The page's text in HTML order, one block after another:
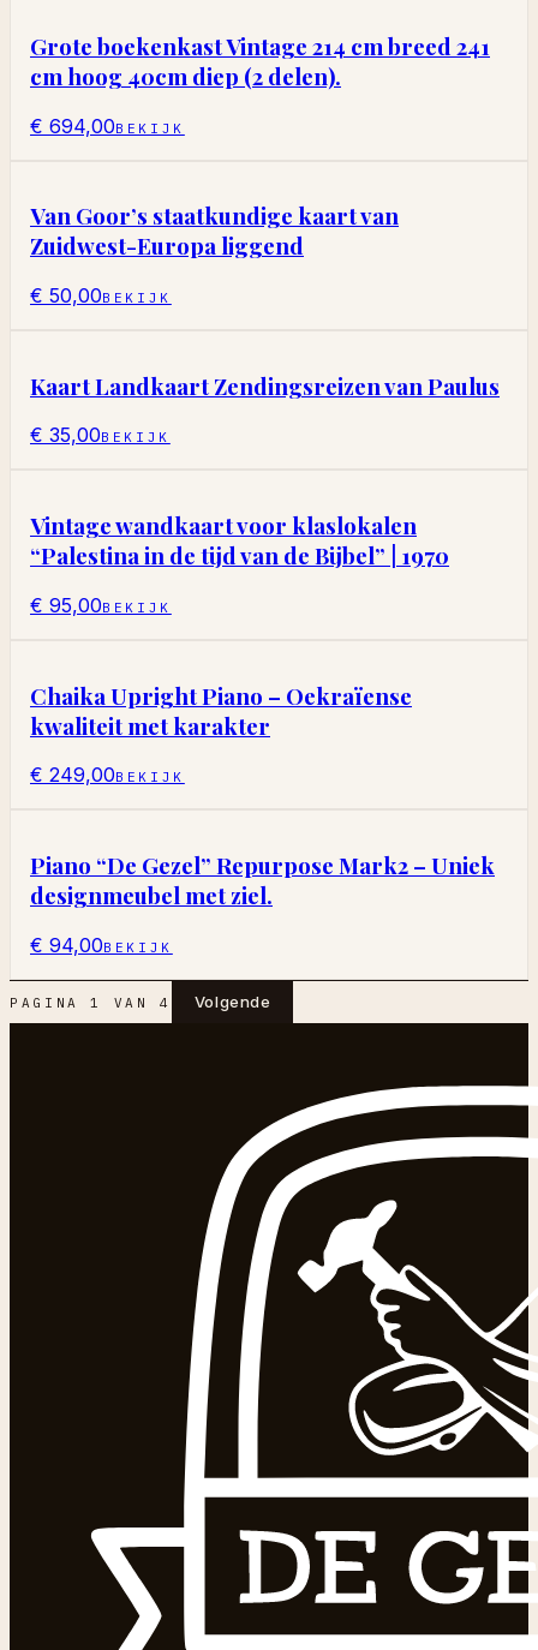
Grote boekenkast Vintage 214 cm breed 241
cm hoog 40cm diep (2 delen).
€ 694,00BEKIJK
Van Goor’s staatkundige kaart van
Zuidwest-Europa liggend
€ 50,00BEKIJK
Kaart Landkaart Zendingsreizen van Paulus
€ 35,00BEKIJK
Vintage wandkaart voor klaslokalen
“Palestina in de tijd van de Bijbel” | 1970
€ 95,00BEKIJK
Chaika Upright Piano – Oekraïense
kwaliteit met karakter
€ 249,00BEKIJK
Piano “De Gezel” Repurpose Mark2 – Uniek
designmeubel met ziel.
€ 94,00BEKIJK
PAGINA1 VAN4 Volgende